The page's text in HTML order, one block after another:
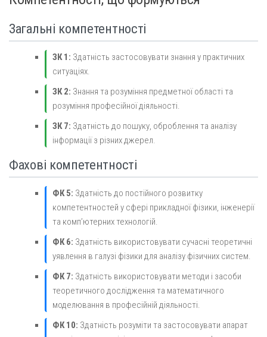
Загальні компетентності
ЗК 1: Здатність застосовувати знання у практичних
ситуаціях.
ЗК 2: Знання та розуміння предметної області та
розуміння професійної діяльності.
ЗК 7: Здатність до пошуку, оброблення та аналізу
інформації з різних джерел.
Фахові компетентності
ФК 5: Здатність до постійного розвитку
компетентностей у сфері прикладної фізики, інженерії
та комп’ютерних технологій.
ФК 6: Здатність використовувати сучасні теоретичні
уявлення в галузі фізики для аналізу фізичних систем.
ФК 7: Здатність використовувати методи і засоби
теоретичного дослідження та математичного
моделювання в професійній діяльності.
ФК 10: Здатність розуміти та застосовувати апарат